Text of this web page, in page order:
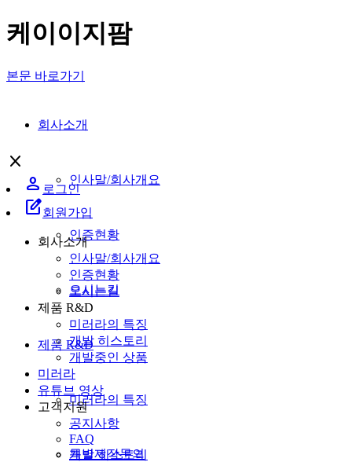
케이이지팜
본문 바로가기
회사소개
인사말/회사개요
인증현황
오시는길
제품 R&D
미러라의 특징
개발 히스토리
close
person 로그인
edit_square회원가입
회사소개
인사말/회사개요
인증현황
오시는길
제품 R&D
미러라의 특징
개발 히스토리
개발중인 상품
미러라
유튜브 영상
고객지원
공지사항
FAQ
특별제작문의